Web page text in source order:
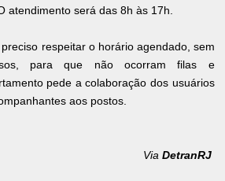
atendimento será das 8h às 17h.
respeitar o horário agendado, sem
para que não ocorram filas e
pede a colaboração dos usuários
aos postos.
Via DetranRJ